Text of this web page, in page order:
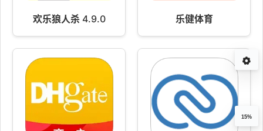
欢乐狼人杀 4.9.0 乐健体育
15%